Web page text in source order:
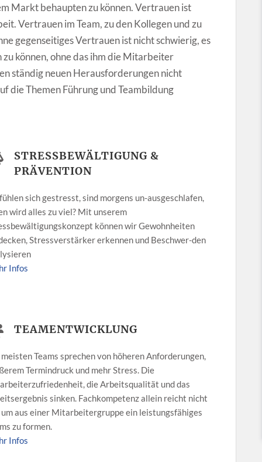
Markt behaupten zu können. Vertrauen ist
Vertrauen im Team, zu den Kollegen und zu
gegenseitiges Vertrauen ist nicht schwierig, es
können, ohne das ihm die Mitarbeiter
ständig neuen Herausforderungen nicht
die Themen Führung und Teambildung
STRESSBEWÄLTIGUNG &
PRÄVENTION
sich gestresst, sind morgens un-ausgeschlafen,
wird alles zu viel? Mit unserem
können wir Gewohnheiten
Stressverstärker erkennen und Beschwer-den
Infos
TEAMENTWICKLUNG
Teams sprechen von höheren Anforderungen,
Termindruck und mehr Stress. Die
die Arbeitsqualität und das
sinken. Fachkompetenz allein reicht nicht
um aus einer Mitarbeitergruppe ein leistungsfähiges
zu formen.
Infos